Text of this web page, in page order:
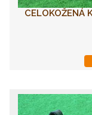
CELOKOŽENÁ